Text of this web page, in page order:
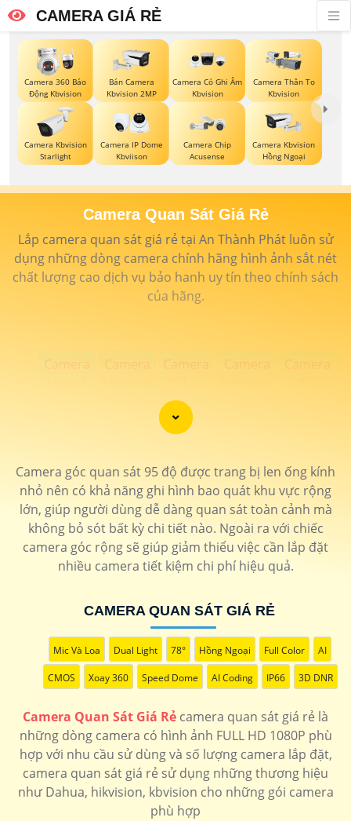
CAMERA GIÁ RẺ
Camera 360 Báo
Động Kbvision
Bán Camera
Kbvision 2MP
Camera Có Ghi Âm
Kbvision
Camera Thân To
Kbvision
Camera Kbvision
Starlight
Camera IP Dome
Kbviison
Camera Chip
Acusense
Camera Kbvision
Hồng Ngoại
Camera Quan Sát Giá Rẻ
Lắp camera quan sát giá rẻ tại An Thành Phát luôn sử
dụng những dòng camera chính hãng hình ảnh sắt nét
chất lượng cao dịch vụ bảo hanh uy tín theo chính sách
của hãng.
Camera
Camera
Camera
Giá Rẻ
Camera
Camera
Lắp camera quan sát giá rẻ lựa chọn những thương
hiệu camera uy tín giúp bạn sử dụng hệ thống camera
quan sát hoặt động tốt hơn chính sách bán hàng
những thương hiệu camera uy tín tốt hơn .
An Thành Phát công ty chuyên cung cấp các dòng sản
chiết khấu cao lắp đặt và bảo hành tân nơi.
Camera góc quan sát 95 độ được trang bị len ống kính
nhỏ nên có khả năng ghi hình bao quát khu vực rộng
lớn, giúp người dùng dễ dàng quan sát toàn cảnh mà
không bỏ sót bất kỳ chi tiết nào. Ngoài ra với chiếc
camera góc rộng sẽ giúp giảm thiểu việc cần lắp đặt
nhiều camera tiết kiệm chi phí hiệu quả.
CAMERA QUAN SÁT GIÁ RẺ
Mic Và Loa Dual Light 78° Hồng Ngoại Full Color AI
CMOS Xoay 360 Speed Dome AI Coding IP66 3D DNR
Camera Quan Sát Giá Rẻ camera quan sát giá rẻ là
những dòng camera có hình ảnh FULL HD 1080P phù
hợp với nhu cầu sử dùng và số lượng camera lắp đặt,
camera quan sát giá rẻ sử dụng những thương hiệu
như Dahua, hikvision, kbvision cho những gói camera
phù hợp